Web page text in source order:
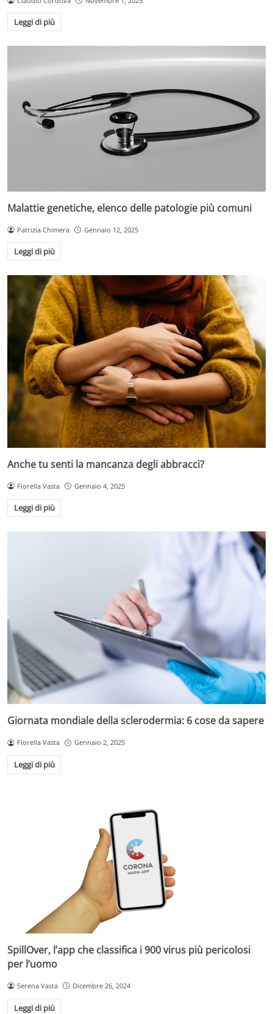
Leggi di più
Malattie genetiche, elenco delle patologie più comuni
Patrizia Chimera Gennaio 12, 2025
Leggi di più
Anche tu senti la mancanza degli abbracci?
Fiorella Vasta Gennaio 4, 2025
Leggi di più
Giornata mondiale della sclerodermia: 6 cose da sapere
Fiorella Vasta Gennaio 2, 2025
Leggi di più
SpillOver, l’app che classifica i 900 virus più pericolosi
per l’uomo
Serena Vasta Dicembre 26, 2024
Leggi di più